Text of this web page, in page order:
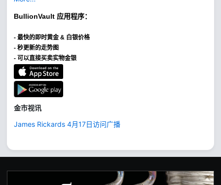
BullionVault 应用程序：
- 最快的即时黄金 & 白银价格
- 秒更新的走势图
- 可以直接买卖实物金银
金市视讯
James Rickards 4月17日访问广播